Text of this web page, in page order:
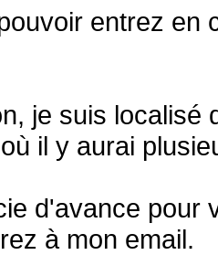
entrez en
je suis localisé
il y aurai
d'avance pour
à mon email.